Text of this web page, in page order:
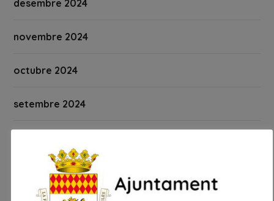
desembre 2024
novembre 2024
octubre 2024
setembre 2024
juliol 2024